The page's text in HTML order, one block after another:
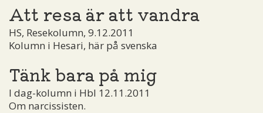
Att resa är att vandra
HS, Resekolumn, 9.12.2011
Kolumn i Hesari, här på svenska
Tänk bara på mig
I dag-kolumn i Hbl 12.11.2011
Om narcissisten.